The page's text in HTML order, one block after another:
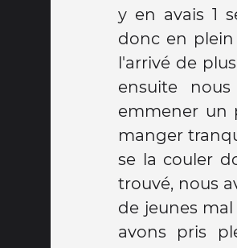
y en avais 1
donc en
l'arrivé de
ensuite
emmener un
manger
se la couler
trouvé, nous
de jeunes
avons pris
même le sol
nous
une dent
c'est le
retirer une
typhus la
impossible de